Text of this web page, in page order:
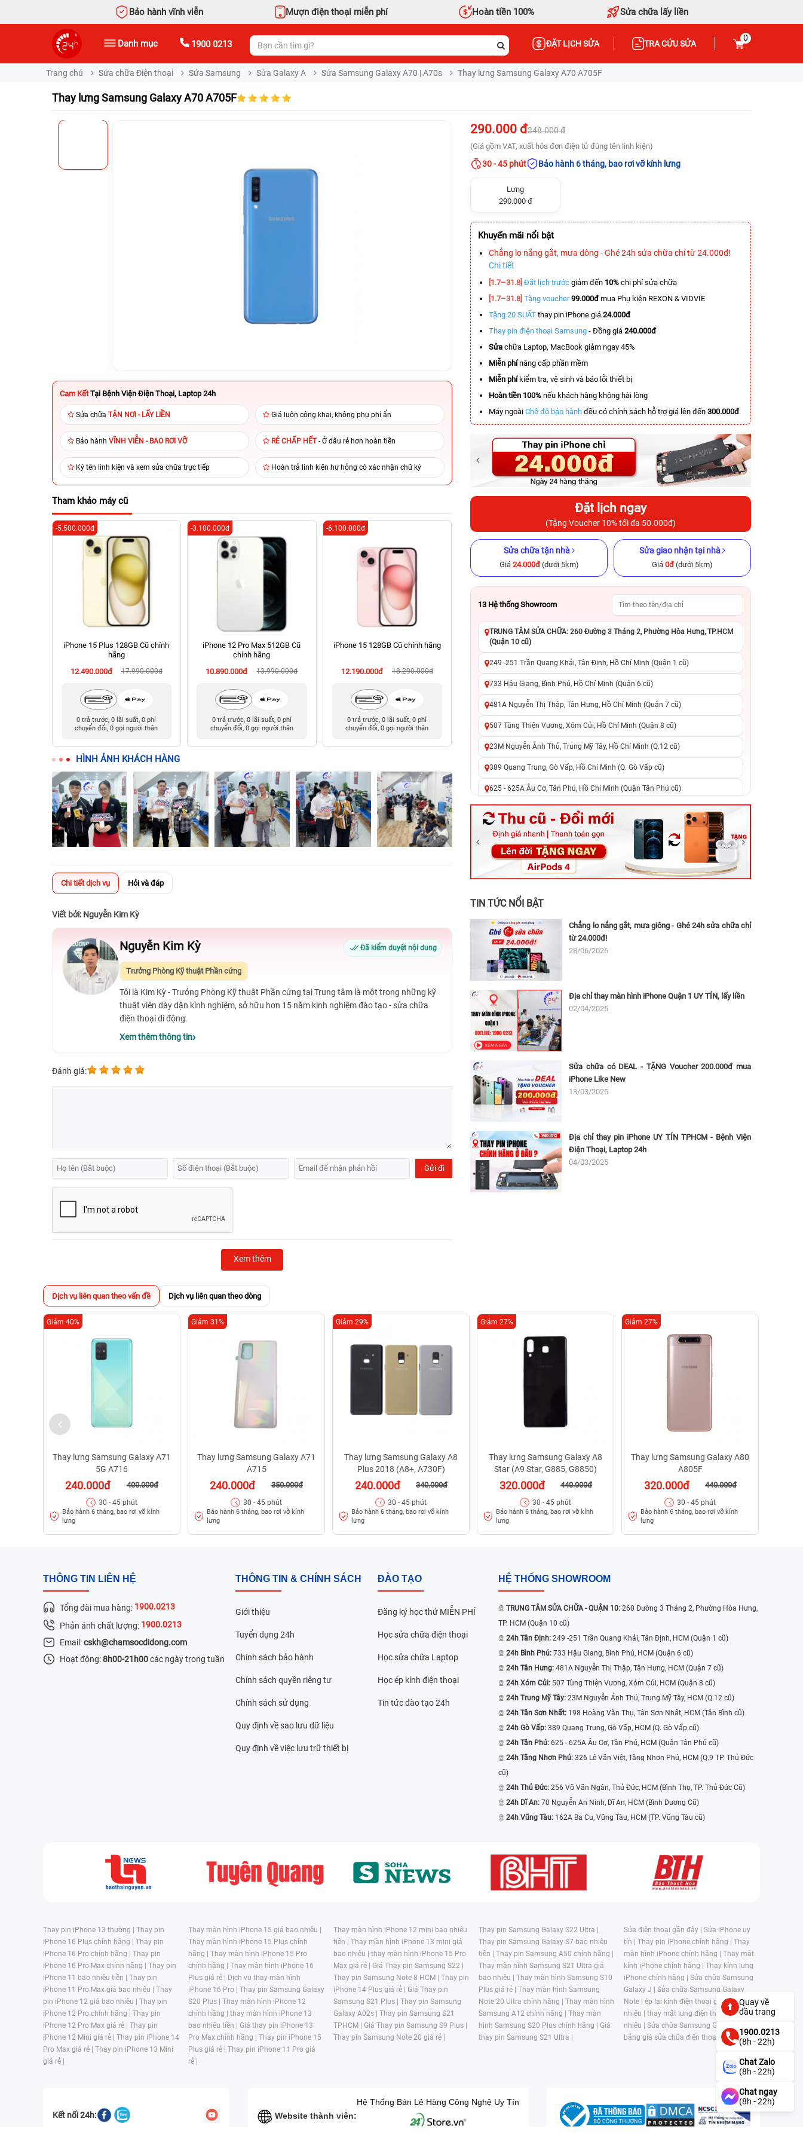
Bảo hành vĩnh viễn Mượn điện thoại miễn phí Hoàn tiền 100% Sửa chữa lấy liền
Danh mục 1900 0213 ĐẶT LỊCH SỬA TRA CỨU SỬA
0
Trang chủ Sửa chữa Điện thoại Sửa Samsung Sửa Galaxy A Sửa Samsung Galaxy A70 | A70s Thay lưng Samsung Galaxy A70 A705F
Thay lưng Samsung Galaxy A70 A705F
Cam Kết Tại Bệnh Viện Điện Thoại, Laptop 24h
Sửa chữa TẬN NƠI - LẤY LIỀN Giá luôn công khai, không phụ phí ẩn
Bảo hành VĨNH VIỄN - BAO RƠI VỠ RẺ CHẤP HẾT- Ở đâu rẻ hơn hoàn tiền
Ký tên linh kiện và xem sửa chữa trực tiếp Hoàn trả linh kiện hư hỏng có xác nhận chữ ký
Tham khảo máy cũ
iPhone 15 Plus 128GB Cũ chính
hãng
12.490.000đ
17.990.000đ
-5.500.000đ
0 trả trước, 0 lãi suất, 0 phí
chuyển đổi, 0 gọi người thân
iPhone 12 Pro Max 512GB Cũ
chính hãng
10.890.000đ
13.990.000đ
-3.100.000đ
0 trả trước, 0 lãi suất, 0 phí
chuyển đổi, 0 gọi người thân
iPhone 15 128GB Cũ chính hãng
12.190.000đ 18.290.000đ
-6.100.000đ
0 trả trước, 0 lãi suất, 0 phí
chuyển đổi, 0 gọi người thân
iPhone 14 Pro Max 128GB cũ
chính hãng
13.990.000đ
19.990.000đ
-6.000.000đ
chuyển đổi, 0 gọi người thân
chính hãng
18.990.000đ
29.990.000đ
-11.000.000đ
chuyển đổi, 0 gọi người thân
-4.000.000đ
HÌNH ẢNH KHÁCH HÀNG
Chi tiết dịch vụ Hỏi và đáp
Viết bởi: Nguyễn Kim Kỳ
Nguyễn Kim Kỳ Đã kiểm duyệt nội dung
Trưởng Phòng Kỹ thuật Phần cứng
Tôi là Kim Kỳ - Trưởng Phòng Kỹ thuật Phần cứng tại Trung tâm là một trong những kỹ
thuật viên dày dặn kinh nghiệm, sở hữu hơn 15 năm kinh nghiệm đào tạo - sửa chữa
điện thoại di động.
Xem thêm thông tin
Đánh giá:
Xem thêm
290.000 đ348.000 đ
(Giá gồm VAT, xuất hóa đơn điện tử đúng tên linh kiện)
30 - 45 phút Bảo hành 6 tháng, bao rơi vỡ kính lưng
Lưng
290.000 đ
Khuyến mãi nổi bật
Chẳng lo nắng gắt, mưa dông - Ghé 24h sửa chữa chỉ từ 24.000đ!
Chi tiết
[1.7–31.8] Đặt lịch trước giảm đến 10% chi phí sửa chữa
[1.7–31.8] Tặng voucher 99.000đmua Phụ kiện REXON & VIDVIE
Tặng 20 SUẤT thay pin iPhone giá 24.000đ
Thay pin điện thoại Samsung - Đồng giá 240.000đ
Sửa chữa Laptop, MacBook giảm ngay 45%
Miễn phínâng cấp phần mềm
Miễn phíkiểm tra, vệ sinh và báo lỗi thiết bị
Hoàn tiền 100% nếu khách hàng không hài lòng
Máy ngoài Chế độ bảo hành đều có chính sách hỗ trợ giá lên đến 300.000đ
Đặt lịch ngay
(Tặng Voucher 10% tối đa 50.000đ)
Sửa chữa tận nhà
Giá 24.000đ(dưới 5km)
Sửa giao nhận tại nhà
Giá 0đ(dưới 5km)
13 Hệ thống Showroom
TRUNG TÂM SỬA CHỮA: 260 Đường 3 Tháng 2, Phường Hòa Hưng, TP.HCM
(Quận 10 cũ)
249 -251 Trần Quang Khải, Tân Định, Hồ Chí Minh (Quận 1 cũ)
733 Hậu Giang, Bình Phú, Hồ Chí Minh (Quận 6 cũ)
481A Nguyễn Thị Thập, Tân Hưng, Hồ Chí Minh (Quận 7 cũ)
507 Tùng Thiện Vương, Xóm Củi, Hồ Chí Minh (Quận 8 cũ)
23M Nguyễn Ảnh Thủ, Trung Mỹ Tây, Hồ Chí Minh (Q.12 cũ)
389 Quang Trung, Gò Vấp, Hồ Chí Minh (Q. Gò Vấp cũ)
625 - 625A Âu Cơ, Tân Phú, Hồ Chí Minh (Quận Tân Phú cũ)
326 Lê Văn Việt, Tăng Nhơn Phú, Hồ Chí Minh (Q.9 TP. Thủ Đức cũ)
256 Võ Văn Ngân, Thủ Đức, Hồ Chí Minh (Bình Thọ, TP. Thủ Đức Cũ)
70 Nguyễn An Ninh, Dĩ An, Hồ Chí Minh (Bình Dương Cũ)
24h Vũng Tàu: 162A Ba Cu, Vũng Tàu, Hồ Chí Minh (TP. Vũng Tàu cũ)
TIN TỨC NỔI BẬT
Chẳng lo nắng gắt, mưa giông - Ghé 24h sửa chữa chỉ
từ 24.000đ!
28/06/2026
Địa chỉ thay màn hình iPhone Quận 1 UY TÍN, lấy liền
02/04/2025
Sửa chữa có DEAL - TẶNG Voucher 200.000đ mua
iPhone Like New
13/03/2025
Địa chỉ thay pin iPhone UY TÍN TPHCM - Bệnh Viện
Điện Thoại, Laptop 24h
04/03/2025
Dịch vụ liên quan theo vấn đề Dịch vụ liên quan theo dòng
Thay lưng Samsung Galaxy A71
5G A716
240.000đ 400.000đ
Giảm 40%
30 - 45 phút
Bảo hành 6 tháng, bao rơi vỡ kính
lưng
Thay lưng Samsung Galaxy A71
A715
240.000đ 350.000đ
Giảm 31%
30 - 45 phút
Bảo hành 6 tháng, bao rơi vỡ kính
lưng
Thay lưng Samsung Galaxy A8
Plus 2018 (A8+, A730F)
240.000đ 340.000đ
Giảm 29%
30 - 45 phút
Bảo hành 6 tháng, bao rơi vỡ kính
lưng
Thay lưng Samsung Galaxy A8
Star (A9 Star, G885, G8850)
320.000đ 440.000đ
Giảm 27%
30 - 45 phút
Bảo hành 6 tháng, bao rơi vỡ kính
lưng
Thay lưng Samsung Galaxy A80
A805F
320.000đ 440.000đ
Giảm 27%
30 - 45 phút
Bảo hành 6 tháng, bao rơi vỡ kính
lưng
THÔNG TIN LIÊN HỆ
Tổng đài mua hàng: 1900.0213
Phản ánh chất lượng: 1900.0213
Email:cskh@chamsocdidong.com
Hoạt động:8h00-21h00các ngày trong tuần
THÔNG TIN & CHÍNH SÁCH
Giới thiệu
Tuyển dụng 24h
Chính sách bảo hành
Chính sách quyền riêng tư
Chính sách sử dụng
Quy định về sao lưu dữ liệu
Quy định về việc lưu trữ thiết bị
ĐÀO TẠO
Đăng ký học thử MIỄN PHÍ
Học sửa chữa điện thoại
Học sửa chữa Laptop
Học ép kính điện thoại
Tin tức đào tạo 24h
HỆ THỐNG SHOWROOM
TRUNG TÂM SỬA CHỮA - QUẬN 10: 260 Đường 3 Tháng 2, Phường Hòa Hưng,
TP. HCM (Quận 10 cũ)
24h Tân Định: 249 -251 Trần Quang Khải, Tân Định, HCM (Quận 1 cũ)
24h Bình Phú: 733 Hậu Giang, Bình Phú, HCM (Quận 6 cũ)
24h Tân Hưng: 481A Nguyễn Thị Thập, Tân Hưng, HCM (Quận 7 cũ)
24h Xóm Củi: 507 Tùng Thiện Vương, Xóm Củi, HCM (Quận 8 cũ)
24h Trung Mỹ Tây: 23M Nguyễn Ảnh Thủ, Trung Mỹ Tây, HCM (Q.12 cũ)
24h Tân Sơn Nhất: 198 Hoàng Văn Thụ, Tân Sơn Nhất, HCM (Tân Bình cũ)
24h Gò Vấp: 389 Quang Trung, Gò Vấp, HCM (Q. Gò Vấp cũ)
24h Tân Phú: 625 - 625A Âu Cơ, Tân Phú, HCM (Quận Tân Phú cũ)
24h Tăng Nhơn Phú: 326 Lê Văn Việt, Tăng Nhơn Phú, HCM (Q.9 TP. Thủ Đức
cũ)
24h Thủ Đức: 256 Võ Văn Ngân, Thủ Đức, HCM (Bình Thọ, TP. Thủ Đức Cũ)
24h Dĩ An: 70 Nguyễn An Ninh, Dĩ An, HCM (Bình Dương Cũ)
24h Vũng Tàu: 162A Ba Cu, Vũng Tàu, HCM (TP. Vũng Tàu cũ)
Thay pin iPhone 13 thường | Thay pin
iPhone 16 Plus chính hãng | Thay pin
iPhone 16 Pro chính hãng | Thay pin
iPhone 16 Pro Max chính hãng | Thay pin
iPhone 11 bao nhiêu tiền | Thay pin
iPhone 11 Pro Max giá bao nhiêu | Thay
pin iPhone 12 giá bao nhiêu | Thay pin
iPhone 12 Pro chính hãng | Thay pin
iPhone 12 Pro Max giá rẻ | Thay pin
iPhone 12 Mini giá rẻ | Thay pin iPhone 14
Pro Max giá rẻ | Thay pin iPhone 13 Mini
giá rẻ |
Thay màn hình iPhone 15 giá bao nhiêu |
Thay màn hình iPhone 15 Plus chính
hãng | Thay màn hình iPhone 15 Pro
chính hãng | Thay màn hình iPhone 16
Plus giá rẻ | Dịch vụ thay màn hình
iPhone 16 Pro | Thay pin Samsung Galaxy
S20 Plus | Thay màn hình iPhone 12
chính hãng | thay màn hình iPhone 13
bao nhiêu tiền | Giá thay pin iPhone 13
Pro Max chính hãng | Thay pin iPhone 15
Plus giá rẻ | Thay pin iPhone 11 Pro giá
rẻ |
Thay màn hình iPhone 12 mini bao nhiêu
tiền | Thay màn hình iPhone 13 mini giá
bao nhiêu | thay màn hình iPhone 15 Pro
Max giá rẻ | Giá Thay pin Samsung S22 |
Thay pin Samsung Note 8 HCM | Thay pin
iPhone 14 Plus giá rẻ | Giá Thay pin
Samsung S21 Plus | Thay pin Samsung
Galaxy A02s | Thay pin Samsung S21
TPHCM | Giá Thay pin Samsung S9 Plus |
Thay pin Samsung Note 20 giá rẻ |
Thay pin Samsung Galaxy S22 Ultra |
Thay pin Samsung Galaxy S7 bao nhiêu
tiền | Thay pin Samsung A50 chính hãng |
Thay màn hình Samsung S21 Ultra giá
bao nhiêu | Thay màn hình Samsung S10
Plus giá rẻ | Thay màn hình Samsung
Note 20 Ultra chính hãng | Thay màn hình
Samsung A12 chính hãng | Thay màn
hình Samsung S20 Plus chính hãng | Giá
thay pin Samsung S21 Ultra |
Sửa điện thoại gần đây | Sửa iPhone uy
tín | Thay pin iPhone chính hãng | Thay
màn hình iPhone chính hãng | Thay mặt
kính iPhone chính hãng | Thay kính lưng
iPhone chính hãng | Sửa chữa Samsung
Galaxy J | Sửa chữa Samsung Galaxy
Note | ép lại kính điện thoại giá bao
nhiêu | thay mặt lưng điện thoại giá bao
nhiêu | Sửa chữa Samsung Galaxy S |
bảng giá sửa chữa điện thoại samsung |
Kết nối 24h: Website thành viên:
Hệ Thống Bán Lẻ Hàng Công Nghệ Uy Tín
Quay về
đầu trang
1900.0213
(8h - 22h)
Chat Zalo
(8h - 22h)
Chat ngay
(8h - 22h)